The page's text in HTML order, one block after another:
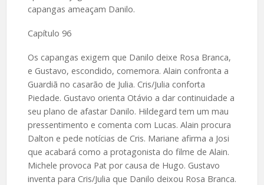
capangas ameaçam Danilo.
Capítulo 96
Os capangas exigem que Danilo deixe Rosa Branca,
e Gustavo, escondido, comemora. Alain confronta a
Guardiã no casarão de Julia. Cris/Julia conforta
Piedade. Gustavo orienta Otávio a dar continuidade a
seu plano de afastar Danilo. Hildegard tem um mau
pressentimento e comenta com Lucas. Alain procura
Dalton e pede notícias de Cris. Mariane afirma a Josi
que acabará como a protagonista do filme de Alain.
Michele provoca Pat por causa de Hugo. Gustavo
inventa para Cris/Julia que Danilo deixou Rosa Branca.